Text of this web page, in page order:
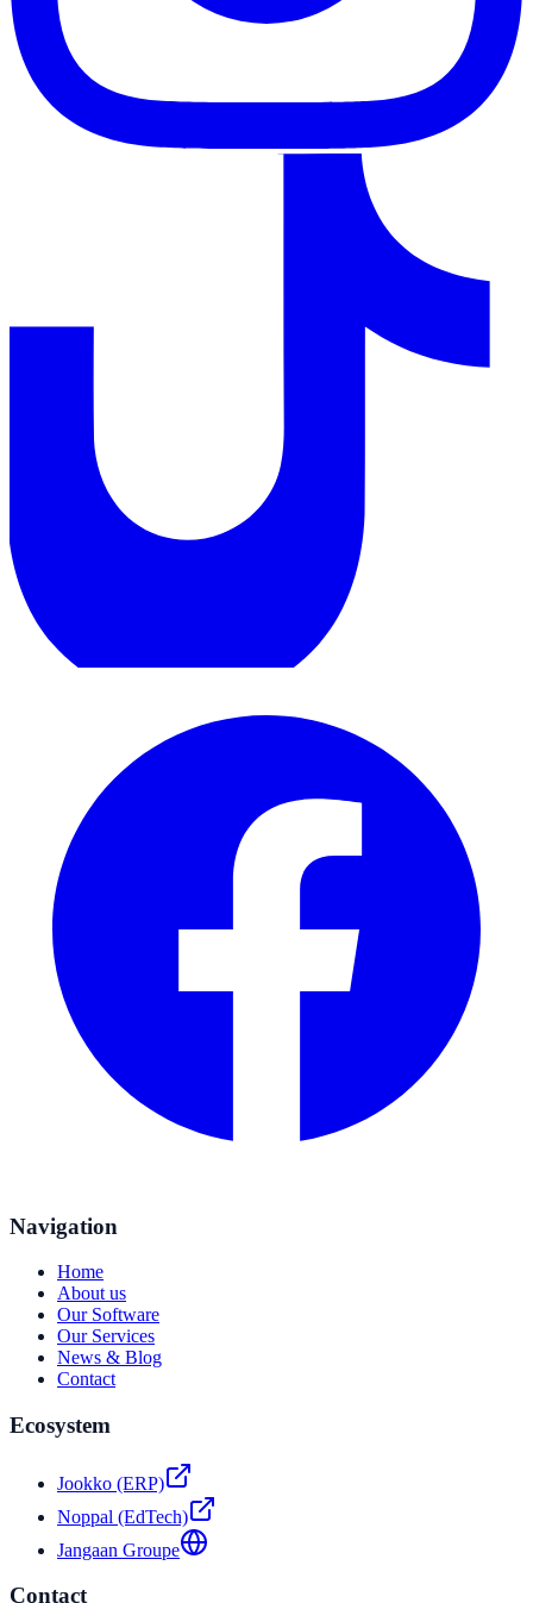
Navigation
Home
About us
Our Software
Our Services
News & Blog
Contact
Ecosystem
Jookko (ERP)
Noppal (EdTech)
Jangaan Groupe
Contact